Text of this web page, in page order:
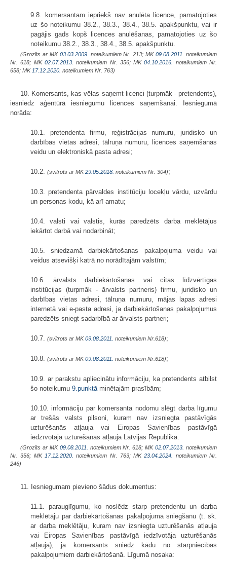
9.8. komersantam iepriekš nav anulēta licence, pamatojoties
uz šo noteikumu 38.2., 38.3., 38.4., 38.5. apakšpunktu, vai ir
pagājis gads kopš licences anulēšanas, pamatojoties uz šo
noteikumu 38.2., 38.3., 38.4., 38.5. apakšpunktu.
(Grozīts ar MK 03.03.2009. noteikumiem Nr. 213; MK09.08.2011.
noteikumiem
Nr. 618; MK 02.07.2013. noteikumiem Nr. 356; MK04.10.2016.
noteikumiem Nr.
658; MK 17.12.2020. noteikumiem Nr. 763)
10. Komersants, kas vēlas saņemt licenci (turpmāk - pretendents),
iesniedz aģentūrā iesniegumu licences saņemšanai. Iesniegumā
norāda:
10.1. pretendenta firmu, reģistrācijas numuru, juridisko un
darbības vietas adresi, tālruņa numuru, licences saņemšanas
veidu un elektroniskā pasta adresi;
10.2. (svītrots ar MK29.05.2018. noteikumiem Nr. 304);
10.3. pretendenta pārvaldes institūciju locekļu vārdu, uzvārdu
un personas kodu, kā arī amatu;
10.4. valsti vai valstis, kurās paredzēts darba meklētājus
iekārtot darbā vai nodarbināt;
10.5. sniedzamā darbiekārtošanas pakalpojuma veidu vai
veidus atsevišķi katrā no norādītajām valstīm;
10.6. ārvalsts darbiekārtošanas vai citas līdzvērtīgas
institūcijas (turpmāk - ārvalsts partneris) firmu, juridisko un
darbības vietas adresi, tālruņa numuru, mājas lapas adresi
internetā vai e-pasta adresi, ja darbiekārtošanas pakalpojumus
paredzēts sniegt sadarbībā ar ārvalsts partneri;
10.7. (svītrots ar MK09.08.2011. noteikumiem Nr.618);
10.8. (svītrots ar MK09.08.2011. noteikumiem Nr.618);
10.9. ar parakstu apliecinātu informāciju, ka pretendents atbilst
šo noteikumu 9.punktāminētajām prasībām;
10.10. informāciju par komersanta nodomu slēgt darba līgumu
ar trešās valsts pilsoni, kuram nav izsniegta pastāvīgās
uzturēšanās atļauja vai Eiropas Savienības pastāvīgā
iedzīvotāja uzturēšanās atļauja Latvijas Republikā.
(Grozīts ar MK 09.08.2011. noteikumiem Nr. 618; MK02.07.2013. noteikumiem
Nr. 356; MK 17.12.2020. noteikumiem Nr. 763; MK23.04.2024.
noteikumiem Nr.
246)
11. Iesniegumam pievieno šādus dokumentus:
11.1. parauglīgumu, ko noslēdz starp pretendentu un darba
meklētāju par darbiekārtošanas pakalpojuma sniegšanu (t. sk.
ar darba meklētāju, kuram nav izsniegta uzturēšanās atļauja
vai Eiropas Savienības pastāvīgā iedzīvotāja uzturēšanās
atļauja), ja komersants sniedz kādu no starpniecības
pakalpojumiem darbiekārtošanā. Līgumā nosaka: